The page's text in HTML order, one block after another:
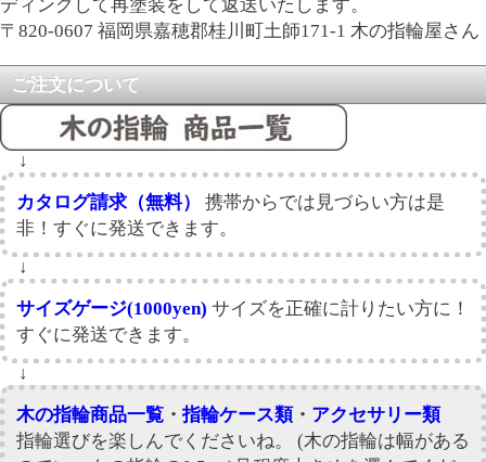
ディングして再塗装をして返送いたします。
〒820-0607 福岡県嘉穂郡桂川町土師171-1 木の指輪屋さん
ご注文について
↓
カタログ請求（無料）
携帯からでは見づらい方は是
非！すぐに発送できます。
↓
サイズゲージ(1000yen) サイズを正確に計りたい方に！
すぐに発送できます。
↓
木の指輪商品一覧 ・ 指輪ケース類・ アクセサリー類
指輪選びを楽しんでくださいね。 (木の指輪は幅がある